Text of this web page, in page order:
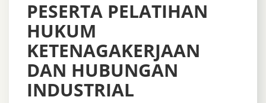
PESERTA PELATIHAN
HUKUM
KETENAGAKERJAAN
DAN HUBUNGAN
INDUSTRIAL